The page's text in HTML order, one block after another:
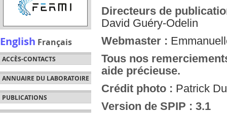
English Français
ACCÈS-CONTACTS
ANNUAIRE DU LABORATOIRE
PUBLICATIONS
Directeurs de
David Guéry-Odelin
Webmaster :
Tous nos
aide précieuse.
Crédit photo : Patrick
Version de SPIP : 3.1